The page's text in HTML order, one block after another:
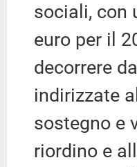
sociali, con
euro per il
decorrere
indirizzate
sostegno e
riordino e